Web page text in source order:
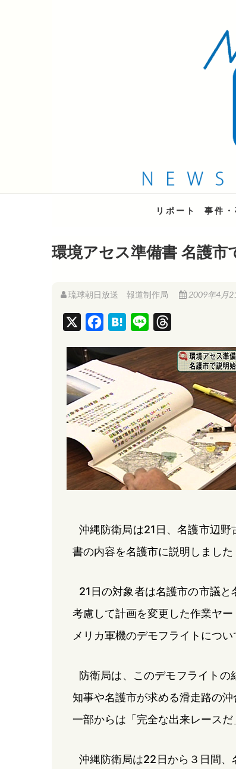
QAB NEWS
キャッチー 月曜〜金曜 午後6時15分放送
リポート 事件・
環境アセス準備書 名護市
琉球朝日放送 報道制作局 2009年4月
c
e
b
o
o
k
H
t
e
a
e
e
a
d
s
沖縄防衛局は21日、名護市辺
書の内容を名護市に説明しました
21日の対象者は名護市の市議
考慮して計画を変更した作業ヤ
メリカ軍機のデモフライトについ
防衛局は、このデモフライト
知事や名護市が求める滑走路の
一部からは「完全な出来レース
沖縄防衛局は22日から３日間